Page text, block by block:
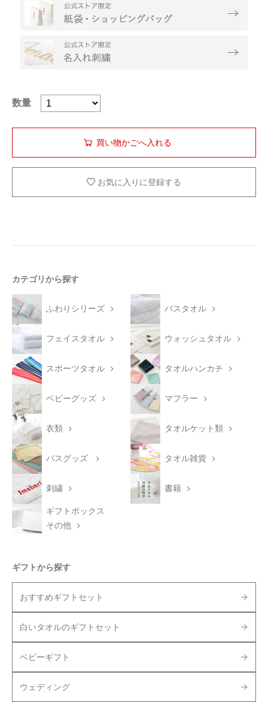
数量
お気に入りに登録する
カテゴリから探す
ふわりシリーズ バスタオル
フェイスタオル ウォッシュタオル
スポーツタオル タオルハンカチ
ベビーグッズ マフラー
衣類 タオルケット類
バスグッズ タオル雑貨
刺繍 書籍
ギフトボックス
その他
ギフトから探す
おすすめギフトセット
白いタオルのギフトセット
ベビーギフト
ウェディング